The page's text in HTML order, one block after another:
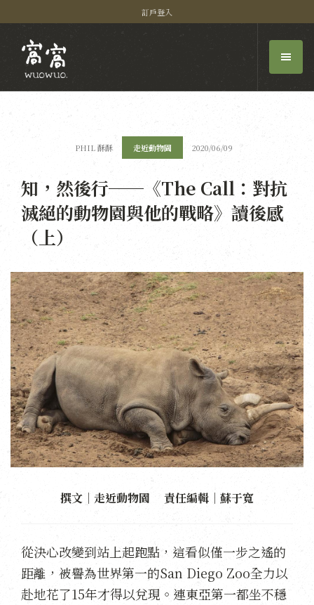
訂戶登入
PHIL 酥酥 走近動物園 2020/06/09
知，然後行──《The Call：對抗
滅絕的動物園與他的戰略》讀後感
（上）
撰文｜走近動物園 責任編輯｜蘇于寬
從決心改變到站上起跑點，這看似僅一步之遙的
距離，被譽為世界第一的San Diego Zoo全力以
赴地花了15年才得以兌現。連東亞第一都坐不穩